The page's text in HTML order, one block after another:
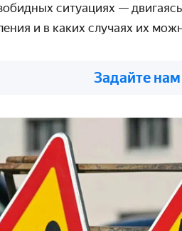
ситуациях —
и в каких случаях их
Задайте